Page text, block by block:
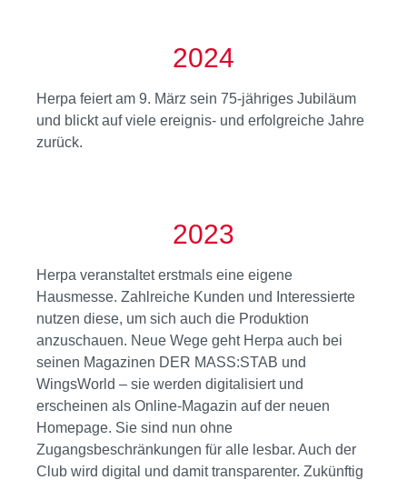
2024
Herpa feiert am 9. März sein 75-jähriges Jubiläum
und blickt auf viele ereignis- und erfolgreiche Jahre
zurück.
2023
Herpa veranstaltet erstmals eine eigene
Hausmesse. Zahlreiche Kunden und Interessierte
nutzen diese, um sich auch die Produktion
anzuschauen. Neue Wege geht Herpa auch bei
seinen Magazinen DER MASS:STAB und
WingsWorld – sie werden digitalisiert und
erscheinen als Online-Magazin auf der neuen
Homepage. Sie sind nun ohne
Zugangsbeschränkungen für alle lesbar. Auch der
Club wird digital und damit transparenter. Zukünftig